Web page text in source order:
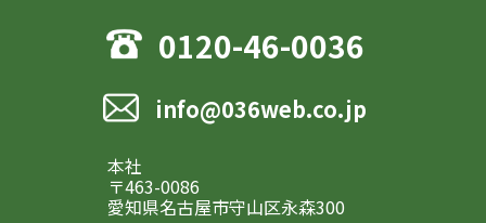
0120-46-0036
info@036web.co.jp
本社
〒463-0086
愛知県名古屋市守山区永森300